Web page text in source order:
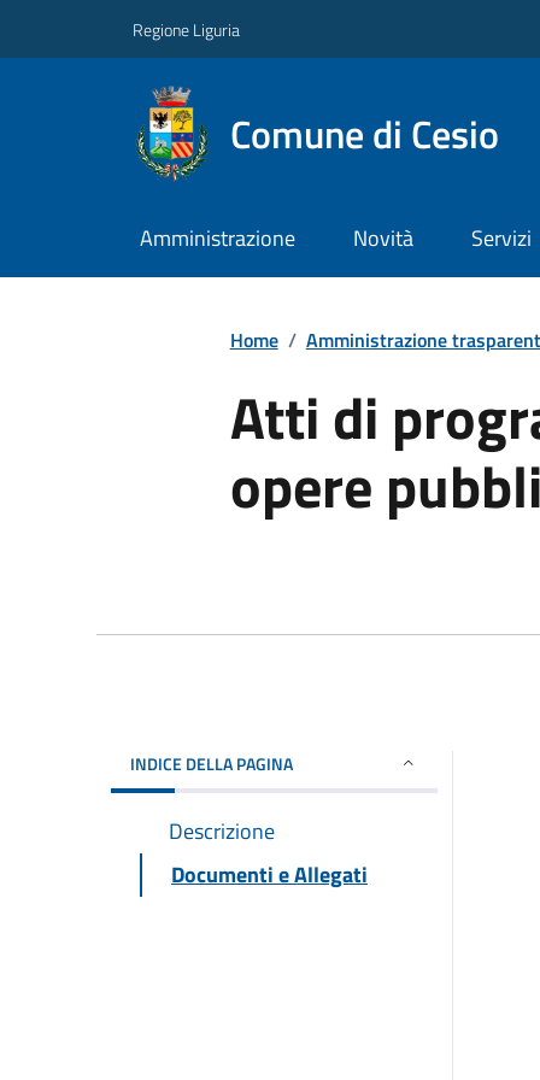
Regione Liguria
Comune di Cesio
Amministrazione Novità Servizi
Home / Amministrazione
Atti di
opere
INDICE DELLA PAGINA
Descrizione
Documenti e Allegati